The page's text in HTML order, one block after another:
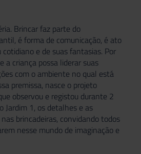
Brincar faz parte do
é forma de comunicação, é ato
cotidiano e de suas fantasias. Por
a criança possa liderar suas
com o ambiente no qual está
premissa, nasce o projeto
observou e registou durante 2
Jardim 1, os detalhes e as
brincadeiras, convidando todos
nesse mundo de imaginação e